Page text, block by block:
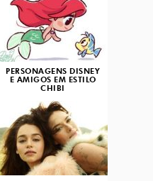
PERSONAGENS DISNEY
E AMIGOS EM ESTILO
CHIBI